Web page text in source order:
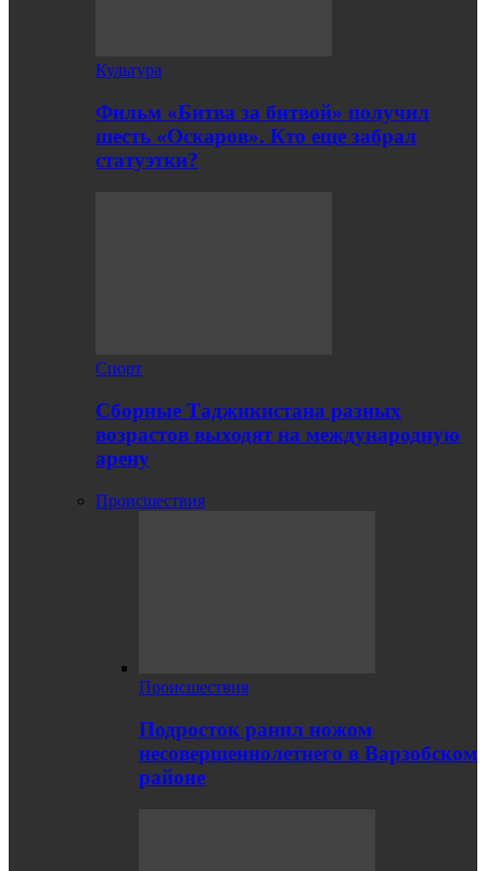
Культура
Фильм «Битва за битвой» получил
шесть «Оскаров». Кто еще забрал
статуэтки?
Спорт
Сборные Таджикистана разных
возрастов выходят на международную
арену
Происшествия
Происшествия
Подросток ранил ножом
несовершеннолетнего в Варзобском
районе